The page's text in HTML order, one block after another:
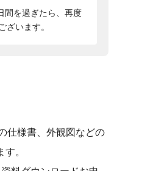
間を過ぎたら、再度
います。
仕様書、外観図などの
。